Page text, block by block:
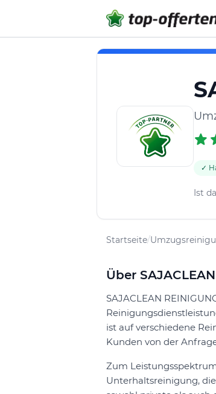
✓
Ist
Startseite/
Über
SAJACLEAN
ist auf verschiedene
Kunden von der
Zum
Unterhaltsreinigung,